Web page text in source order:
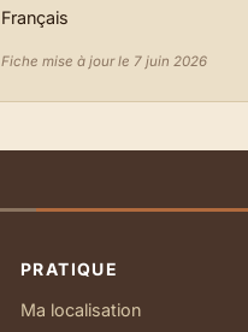
Français
Fiche mise à jour le 7 juin 2026
PRATIQUE
Ma localisation